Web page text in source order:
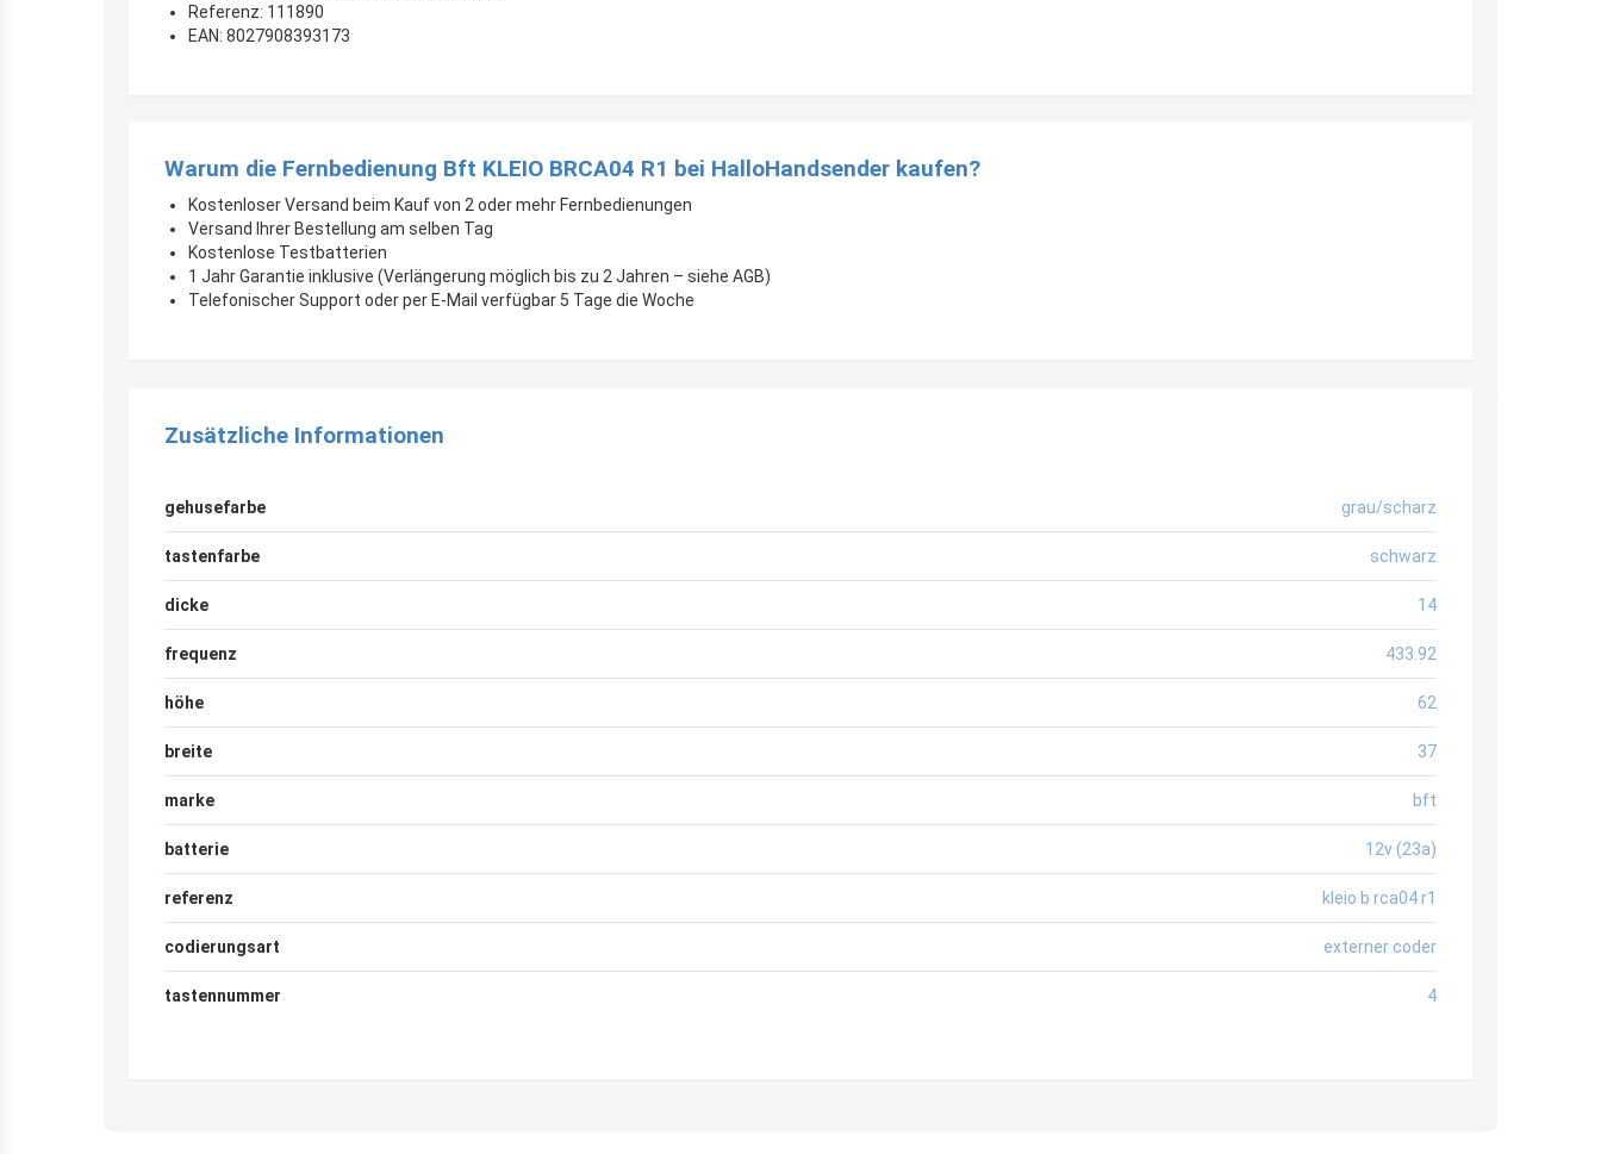
Referenz: 111890
EAN: 8027908393173
Warum die Fernbedienung Bft KLEIO BRCA04 R1 bei HalloHandsender kaufen?
Kostenloser Versand beim Kauf von 2 oder mehr Fernbedienungen
Versand Ihrer Bestellung am selben Tag
Kostenlose Testbatterien
1 Jahr Garantie inklusive (Verlängerung möglich bis zu 2 Jahren – siehe AGB)
Telefonischer Support oder per E-Mail verfügbar 5 Tage die Woche
Zusätzliche Informationen
gehusefarbe grau/scharz
tastenfarbe schwarz
dicke 14
frequenz 433.92
höhe 62
breite 37
marke bft
batterie 12v (23a)
referenz kleio b rca04 r1
codierungsart externer coder
tastennummer 4